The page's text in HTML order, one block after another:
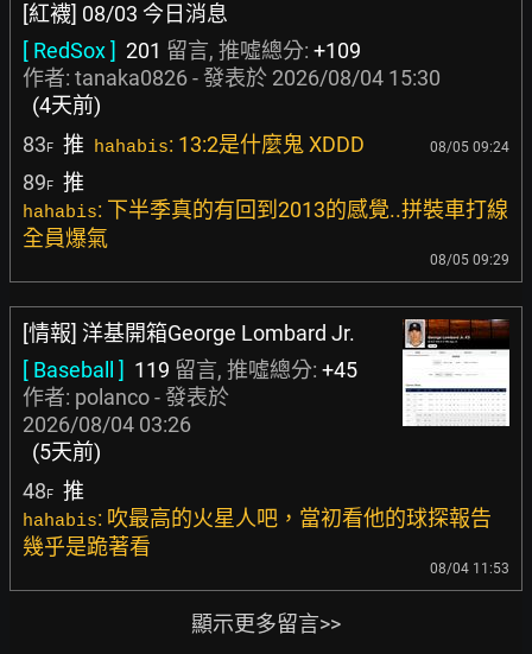
[紅襪] 08/03 今日消息
[ RedSox ] 201 留言, 推噓總分: +109
作者: tanaka0826- 發表於 2026/08/04 15:30
(4天前)
83F 推 hahabis: 13:2是什麼鬼 XDDD 08/05 09:24
89F 推
hahabis: 下半季真的有回到2013的感覺..拼裝車打線
全員爆氣
08/05 09:29
[情報] 洋基開箱George Lombard Jr.
[ Baseball ] 119 留言, 推噓總分: +45
作者: polanco- 發表於
2026/08/04 03:26
(5天前)
48F 推
hahabis: 吹最高的火星人吧，當初看他的球探報告
幾乎是跪著看
08/04 11:53
顯示更多留言>>